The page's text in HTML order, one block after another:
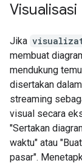
Visualisasi
Jika
membuat
mendukung
disertakan
streaming
visual secara
"Sertakan
waktu" atau
pasar".